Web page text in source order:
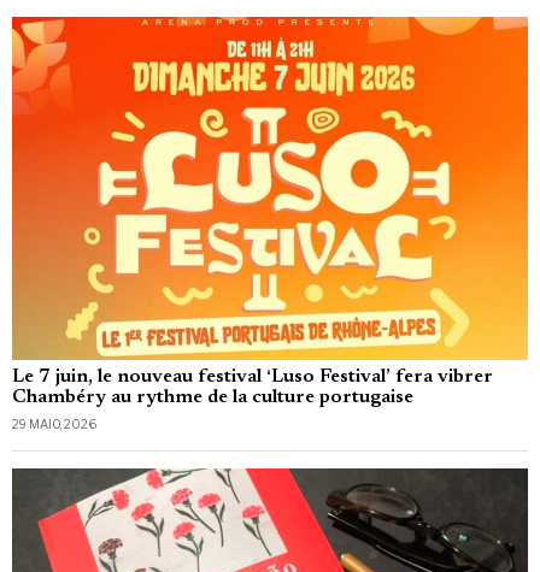
Le 7 juin, le nouveau festival ‘Luso Festival’ fera vibrer
Chambéry au rythme de la culture portugaise
29 MAIO, 2026